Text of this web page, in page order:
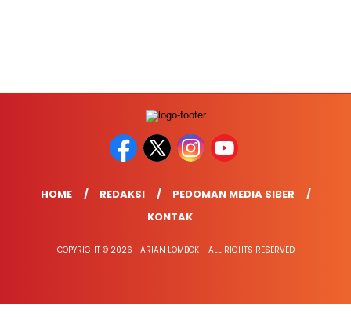
HOME REDAKSI
PEDOMAN MEDIA SIBER
KONTAK
COPYRIGHT © 2026 HARIAN LOMBOK - ALL RIGHTS RESERVED